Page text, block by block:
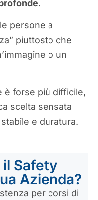
.
persone a
piuttosto che
o un
è forse più difficile,
scelta sensata
e duratura.
Safety
Azienda?
per corsi di